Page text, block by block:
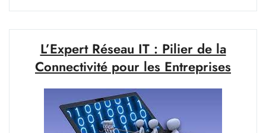
une
architecture
de
réseau
L’Expert Réseau IT : Pilier de la
Connectivité pour les Entreprises